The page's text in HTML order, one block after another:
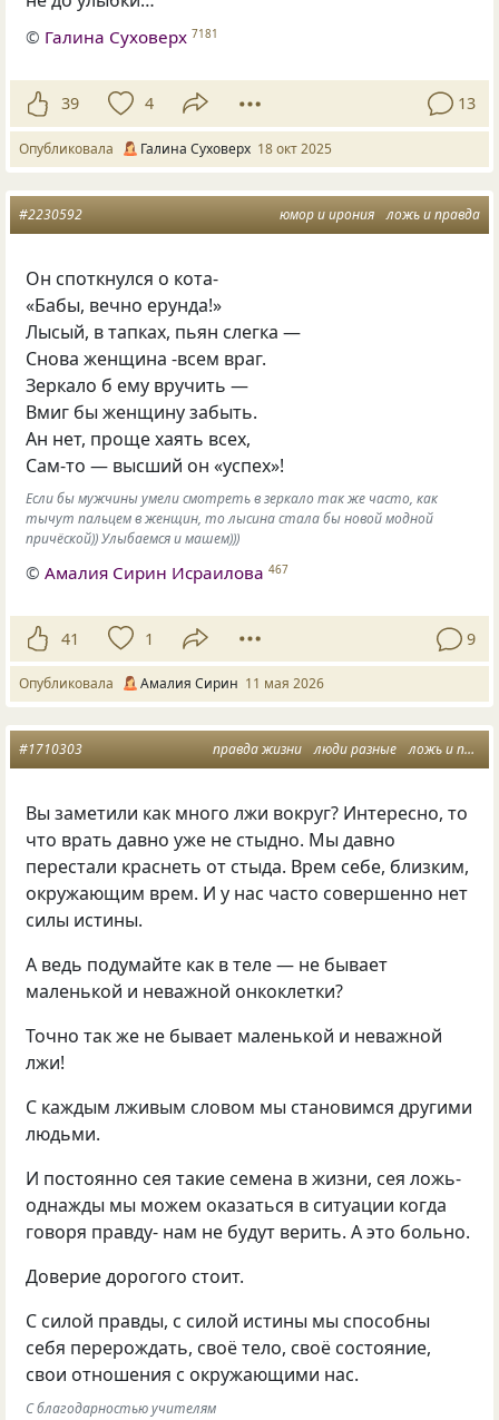
© Галина Суховерх 7181
39 4 13
Опубликовала Галина Суховерх 18 окт 2025
юмор и ирония ложь и правда
#2230592
Он споткнулся о кота-
«Бабы, вечно ерунда!»
Лысый, в тапках, пьян слегка —
Снова женщина -всем враг.
Зеркало б ему вручить —
Вмиг бы женщину забыть.
Ан нет, проще хаять всех,
Сам-то — высший он «успех»!
Если бы мужчины умели смотреть в зеркало так же часто, как
тычут пальцем в женщин, то лысина стала бы новой модной
причёской)) Улыбаемся и машем)))
©Амалия Сирин Исраилова 467
41 1 9
Опубликовала Амалия Сирин 11 мая 2026
правда жизни люди разные ложь и правда
#1710303
Вы заметили как много лжи вокруг? Интересно, то
что врать давно уже не стыдно. Мы давно
перестали краснеть от стыда. Врем себе, близким,
окружающим врем. И у нас часто совершенно нет
силы истины.
А ведь подумайте как в теле — не бывает
маленькой и неважной онкоклетки?
Точно так же не бывает маленькой и неважной
лжи!
С каждым лживым словом мы становимся другими
людьми.
И постоянно сея такие семена в жизни, сея ложь-
однажды мы можем оказаться в ситуации когда
говоря правду- нам не будут верить. А это больно.
Доверие дорогого стоит.
С силой правды, с силой истины мы способны
себя перерождать, своё тело, своё состояние,
свои отношения с окружающими нас.
С благодарностью учителям